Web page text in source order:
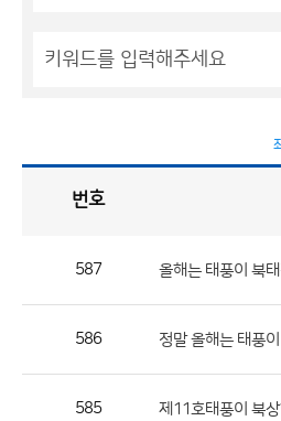
론
번호
587 올해는 태풍이 북태
586 정말 올해는 태풍
585 제11호태풍이 북